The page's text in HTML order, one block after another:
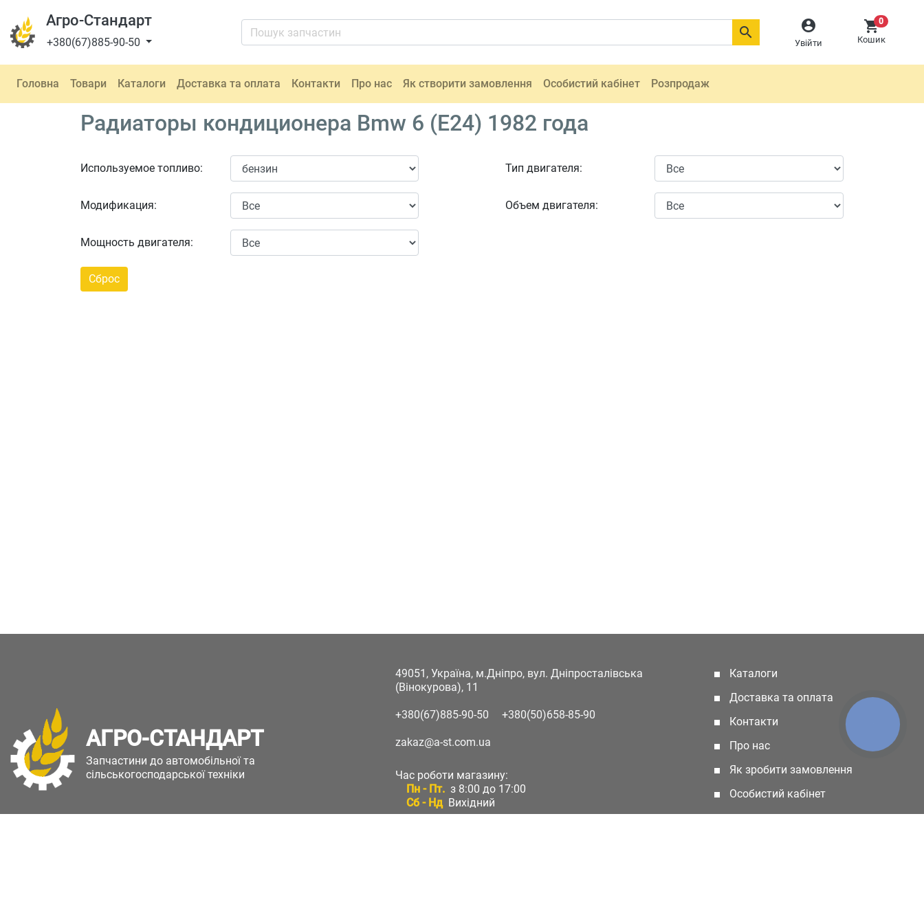
Агро-Стандарт
+380(67)885-90-50

Увійти
0
Кошик

Головна Товари Каталоги Доставка та оплата Контакти Про нас Як створити замовлення Особистий кабінет Розпродаж
Радиаторы кондиционера Bmw 6 (E24) 1982 года
Используемое топливо:
Модификация:
Мощность двигателя:
Тип двигателя:
Объем двигателя:
АГРО-СТАНДАРТ
Запчастини до автомобільної та
сільськогосподарської техніки
49051, Україна, м.Дніпро, вул. Дніпросталівська
(Вінокурова), 11
+380(67)885-90-50 +380(50)658-85-90
zakaz@a-st.com.ua
Час роботи магазину:
Пн - Пт. з 8:00 до 17:00
Сб - Нд Вихідний
Каталоги
Доставка та оплата
Контакти
Про нас
Як зробити замовлення
Особистий кабінет